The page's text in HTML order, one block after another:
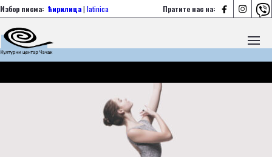
Пратите нас на:   
Избор писма: ћирилица| latinica